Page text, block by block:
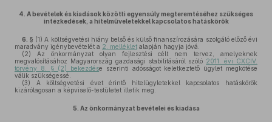
4. A bevételek és kiadások közötti egyensúly megteremtéséhez szükséges
intézkedések, a hitelműveletekkel kapcsolatos hatáskörök
6. § (1) A költségvetési hiány belső és külső finanszírozására szolgáló előző évi
maradvány igénybevételét a 2. melléklet alapján hagyja jóvá.
(2) Az önkormányzat olyan fejlesztési célt nem tervez, amelyeknek
megvalósításához Magyarország gazdasági stabilitásáról szóló 2011. évi CXCIV.
törvény 8. § (2) bekezdése szerinti adósságot keletkeztető ügylet megkötése
válik szükségessé.
(3) A költségvetési évet érintő hitelügyletekkel kapcsolatos hatáskörök
kizárólagosan a képviselő-testületet illetik meg.
5. Az önkormányzat bevételei és kiadása